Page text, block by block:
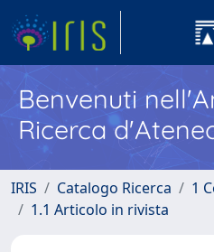
Benvenuti
Ricerca
IRIS Catalogo Ricerca
1
1.1 Articolo in rivista